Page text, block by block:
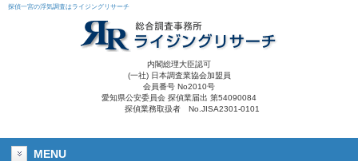
探偵一宮の浮気調査はライジングリサーチ
内閣総理大臣認可
(一社) 日本調査業協会加盟員
会員番号 No2010号
愛知県公安委員会 探偵業届出 第54090084
探偵業務取扱者 No.JISA2301-0101
MENU